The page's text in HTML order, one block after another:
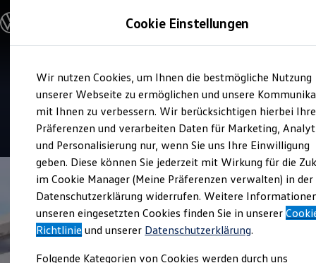
Hauptinhalt
springen
Footer
springen
Modelle & Konfigurator
Nutzfahrzeugkategorien entdecken
Modelle konfigurieren
Vorgängermodelle und Oldtimer
Vorgängermodelle
Oldtimer
Bulli Historie
Branchenlösungen & Gewerbekunden
Umbaulösungen und Hersteller finden
Auf- und Umbauten entdecken & konfigurieren
Groß- und Sonderkunden
Großkunden
Kommunen & Behörden
Journalisten
Sportvereine
Branchenlösungen
Gewerbliche Personenbeförderung
Service
Hubert Vester
Cookie Einstellungen
Wir nutzen Cookies, um Ihnen die bestmögliche Nutzung
unserer Webseite zu ermöglichen und unsere
mit Ihnen zu verbessern. Wir berücksichtigen hierbei Ihre
Präferenzen und verarbeiten Daten für Marketing,
und Personalisierung nur, wenn Sie uns Ihre Einwilligung
geben. Diese können Sie jederzeit mit Wirkung für die
im Cookie Manager (Meine Präferenzen verwalten) in der
Datenschutzerklärung widerrufen. Weitere
unseren eingesetzten Cookies finden Sie in unserer
Richtlinie und unserer Datenschutzerklärung.
Folgende Kategorien von Cookies werden durch uns